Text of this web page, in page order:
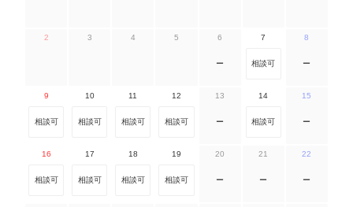
2 3 4 5 6
ー
7
相談可
8
ー
9
相談可
10
相談可
11
相談可
12
相談可
13
ー
14
相談可
15
ー
16
相談可
17
相談可
18
相談可
19
相談可
20
ー
21
ー
22
ー